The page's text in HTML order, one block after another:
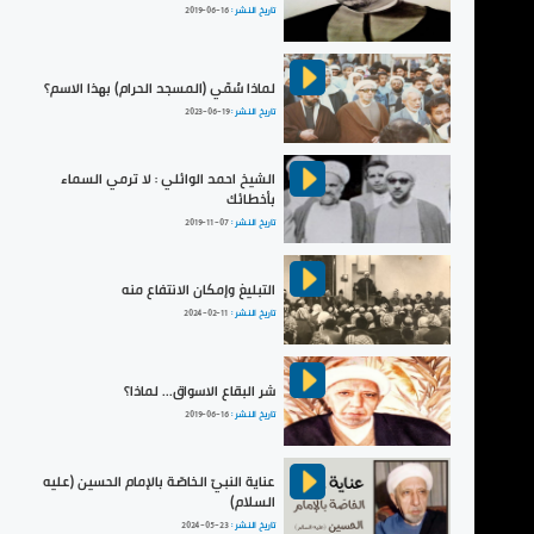
تاريخ النشر :2019-06-16
لماذا سُمّي (المسجد الحرام) بهذا الاسم؟
تاريخ النشر :2023-06-19
الشيخ احمد الوائلي : لا ترمي السماء
بأخطائك
تاريخ النشر :2019-11-07
التبليغ وإمكان الانتفاع منه
تاريخ النشر : 2024-02-11
شر البقاع الاسواق... لماذا؟
تاريخ النشر :2019-06-16
عناية النبيّ الخاصّة بالإمام الحسين (عليه
السلام)
تاريخ النشر :2024-05-23